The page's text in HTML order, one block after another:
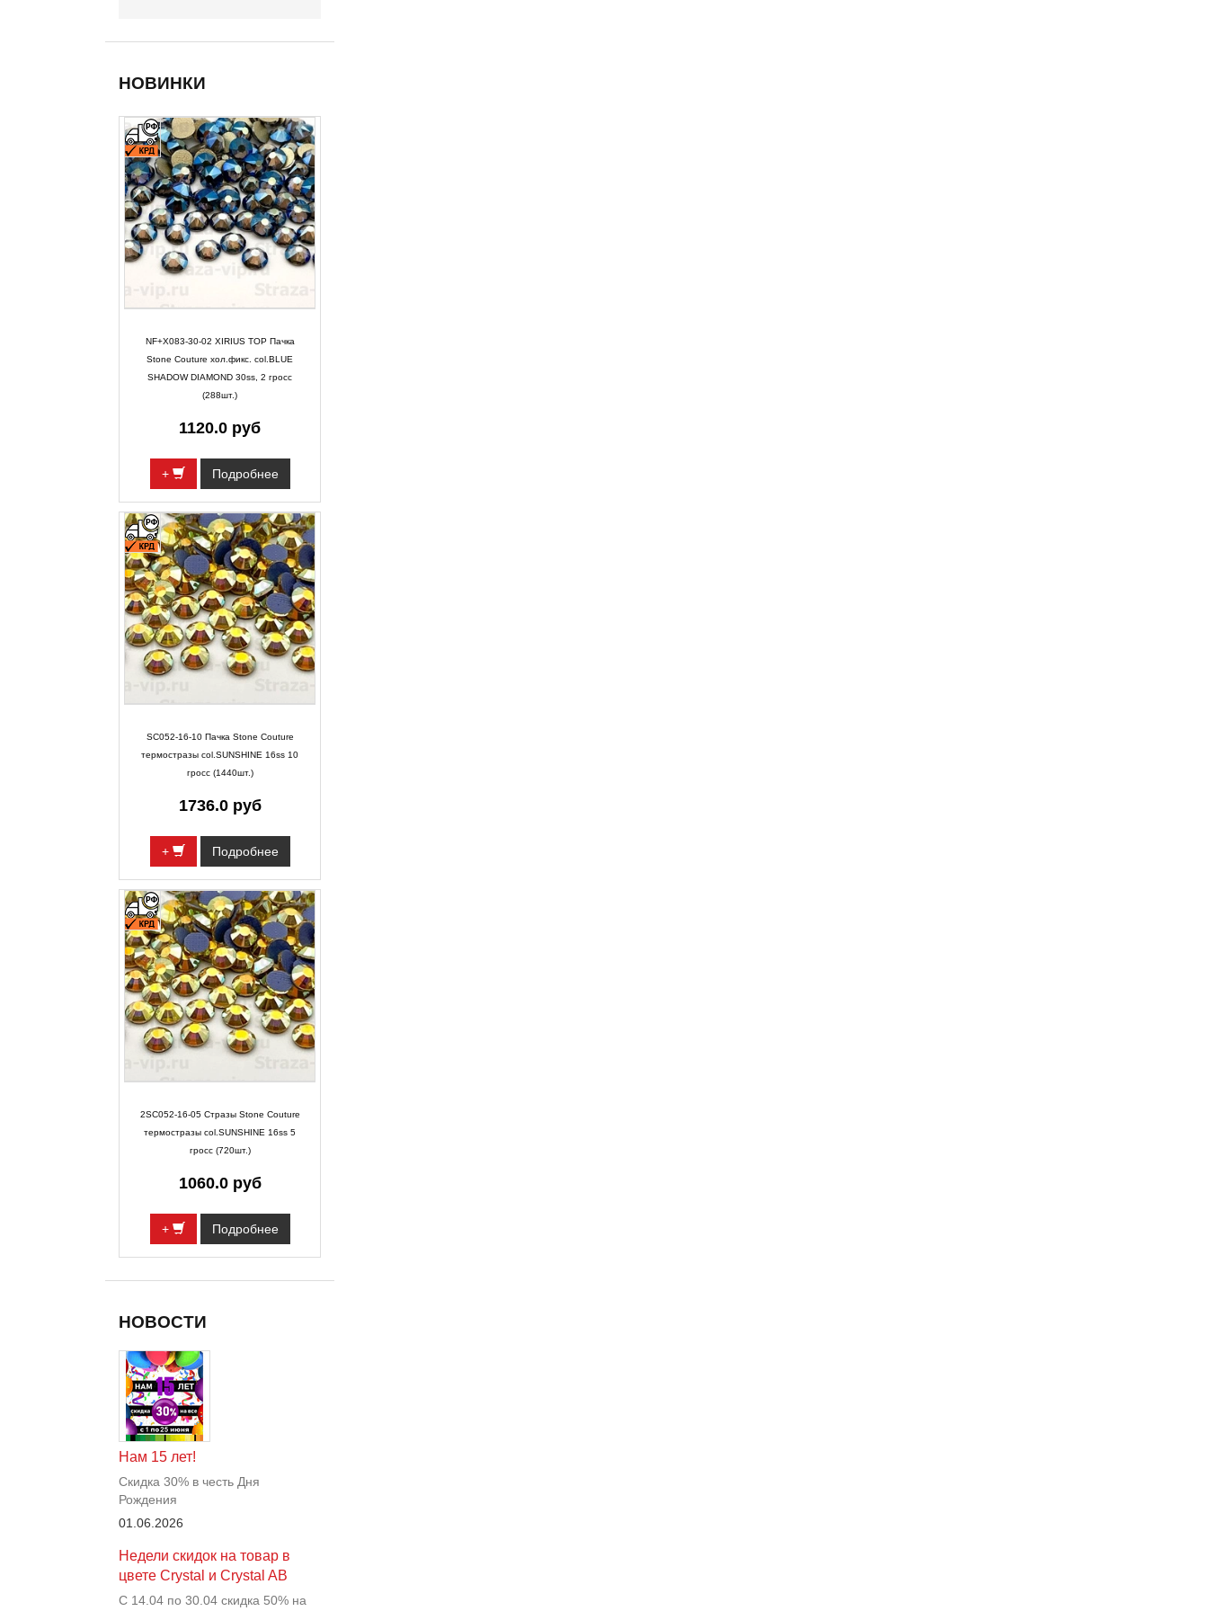
НОВИНКИ
NF+X083-30-02 XIRIUS TOP Пачка
Stone Couture хол.фикс. col.BLUE
SHADOW DIAMOND 30ss, 2 гросс
(288шт.)
1120.0 руб
+ Подробнее
SC052-16-10 Пачка Stone Couture
термостразы col.SUNSHINE 16ss 10
гросс (1440шт.)
1736.0 руб
+ Подробнее
2SC052-16-05 Стразы Stone Couture
термостразы col.SUNSHINE 16ss 5
гросс (720шт.)
1060.0 руб
+ Подробнее
НОВОСТИ
Нам 15 лет!
Скидка 30% в честь Дня
Рождения
01.06.2026
Недели скидок на товар в
цвете Crystal и Crystal AB
С 14.04 по 30.04 скидка 50% на